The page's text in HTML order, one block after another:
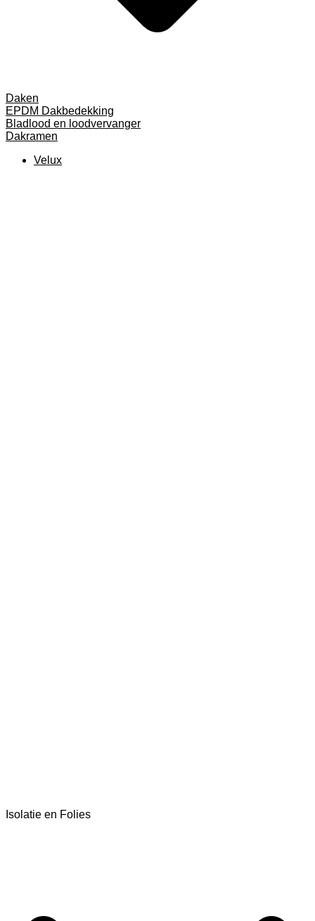
Daken
EPDM Dakbedekking
Bladlood en loodvervanger
Dakramen
Velux
Isolatie en Folies